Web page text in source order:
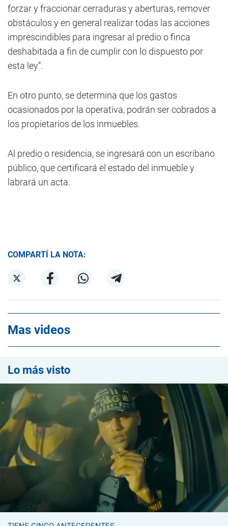
forzar y fraccionar cerraduras y aberturas, remover
obstáculos y en general realizar todas las acciones
imprescindibles para ingresar al predio o finca
deshabitada a fin de cumplir con lo dispuesto por
esta ley”.
En otro punto, se determina que los gastos
ocasionados por la operativa, podrán ser cobrados a
los propietarios de los inmuebles.
Al predio o residencia, se ingresará con un escribano
público, que certificará el estado del inmueble y
labrará un acta.
COMPARTÍ LA NOTA:
Mas videos
Lo más visto